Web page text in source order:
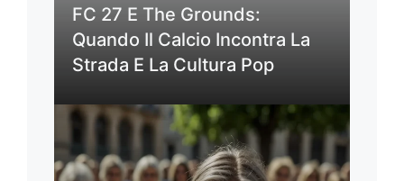
FC 27 E The Grounds:
Quando Il Calcio Incontra La
Strada E La Cultura Pop